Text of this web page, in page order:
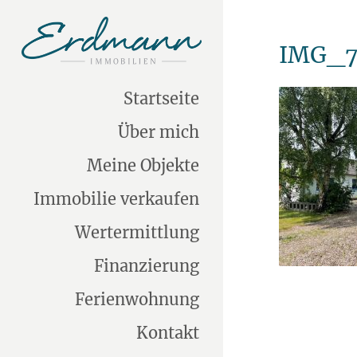
Startseite
Über mich
Meine Objekte
Immobilie verkaufen
Wertermittlung
Finanzierung
Ferienwohnung
Kontakt